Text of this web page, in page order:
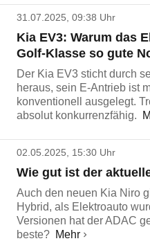
31.07.2025, 09:38 Uhr
Kia EV3: Warum das
Golf-Klasse so gute
Der Kia EV3 sticht durch
heraus, sein E-Antrieb ist
konventionell ausgelegt.
absolut konkurrenzfähig.
02.05.2025, 15:30 Uhr
Wie gut ist der
Auch den neuen Kia Niro
Hybrid, als Elektroauto
Versionen hat der ADAC
beste? Mehr